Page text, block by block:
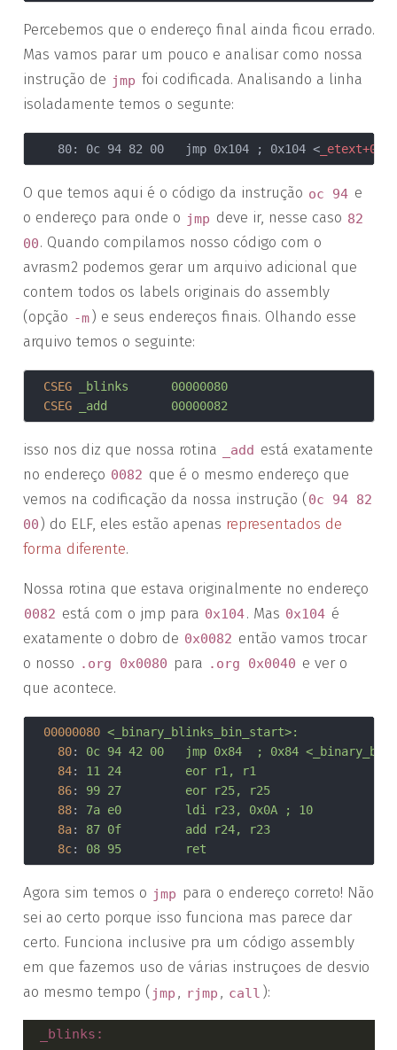
Percebemos que o endereço final ainda ficou errado.
Mas vamos parar um pouco e analisar como nossa
instrução de jmp foi codificada. Analisando a linha
isoladamente temos o segunte:
    80:	0c 94 82 00 	jmp	0x104	; 0x104
<
O que temos aqui é o código da instrução oc 94 e
o endereço para onde o jmp deve ir, nesse caso 82
00. Quando compilamos nosso código com o
avrasm2 podemos gerar um arquivo adicional que
contem todos os labels originais do assembly
(opção -m ) e seus endereços finais. Olhando esse
arquivo temos o seguinte:
CSEG
_blinks      00000080
CSEG
_add         00000082
isso nos diz que nossa rotina _add está exatamente
no endereço 0082 que é o mesmo endereço que
vemos na codificação da nossa instrução (0c 94 82
00) do ELF, eles estão apenas representados de
forma diferente.
Nossa rotina que estava originalmente no endereço
0082 está com o jmp para 0x104. Mas 0x104 é
exatamente o dobro de 0x0082 então vamos trocar
o nosso .org 0x0080 para .org 0x0040 e ver o
que acontece.
00000080 <_binary_blinks_bin_start>:
80
0c 94 42 00 	jmp	0x84	; 0x84
84
11 24       	eor	r1, r1
86
99 27       	eor	r25, r25
88
7a e0       	ldi	r23, 0x0A	; 10
8a
87 0f       	add	r24, r23
8c
08 95       	ret
Agora sim temos o jmp para o endereço correto! Não
sei ao certo porque isso funciona mas parece dar
certo. Funciona inclusive pra um código assembly
em que fazemos uso de várias instruçoes de desvio
ao mesmo tempo ( jmp , rjmp , call ):